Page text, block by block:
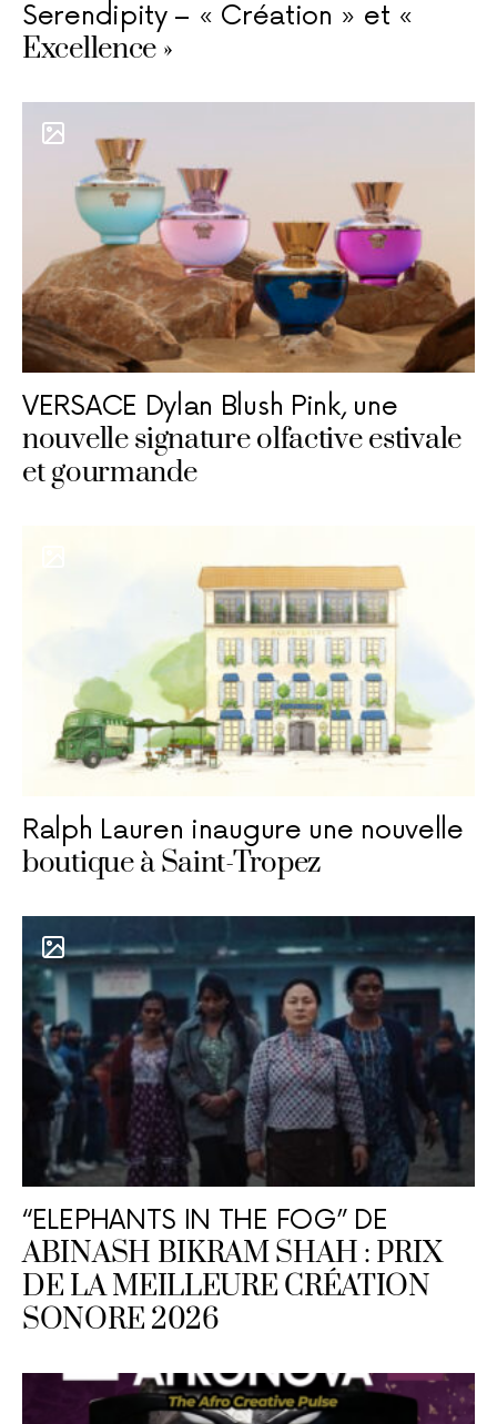
Serendipity – « Création » et «
Excellence »
VERSACE Dylan Blush Pink, une
nouvelle signature olfactive estivale
et gourmande
Ralph Lauren inaugure une nouvelle
boutique à Saint-Tropez
“ELEPHANTS IN THE FOG” DE
ABINASH BIKRAM SHAH : PRIX
DE LA MEILLEURE CRÉATION
SONORE 2026